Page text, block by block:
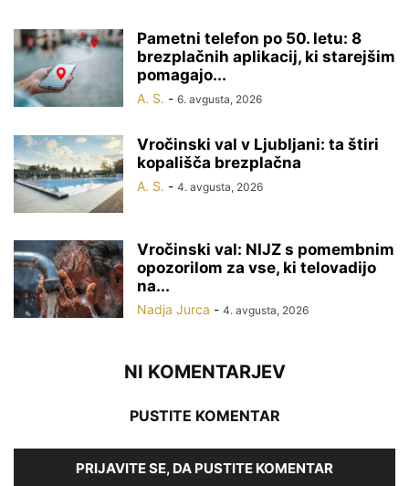
Pametni telefon po 50. letu: 8
brezplačnih aplikacij, ki starejšim
pomagajo...
A. S. - 6. avgusta, 2026
Vročinski val v Ljubljani: ta štiri
kopališča brezplačna
A. S. - 4. avgusta, 2026
Vročinski val: NIJZ s pomembnim
opozorilom za vse, ki telovadijo
na...
Nadja Jurca - 4. avgusta, 2026
NI KOMENTARJEV
PUSTITE KOMENTAR
PRIJAVITE SE, DA PUSTITE KOMENTAR